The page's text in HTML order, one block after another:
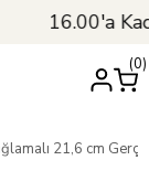
16.00'a
0
21,6 cm Gerçekçi